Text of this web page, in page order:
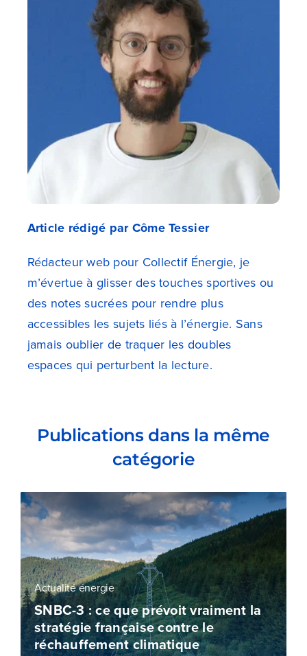
Article rédigé par Côme Tessier
Rédacteur web pour Collectif Énergie, je
m’évertue à glisser des touches sportives ou
des notes sucrées pour rendre plus
accessibles les sujets liés à l’énergie. Sans
jamais oublier de traquer les doubles
espaces qui perturbent la lecture.
Publications dans la même
catégorie
Actualité énergie
SNBC-3 : ce que prévoit vraiment la
stratégie française contre le
réchauffement climatique